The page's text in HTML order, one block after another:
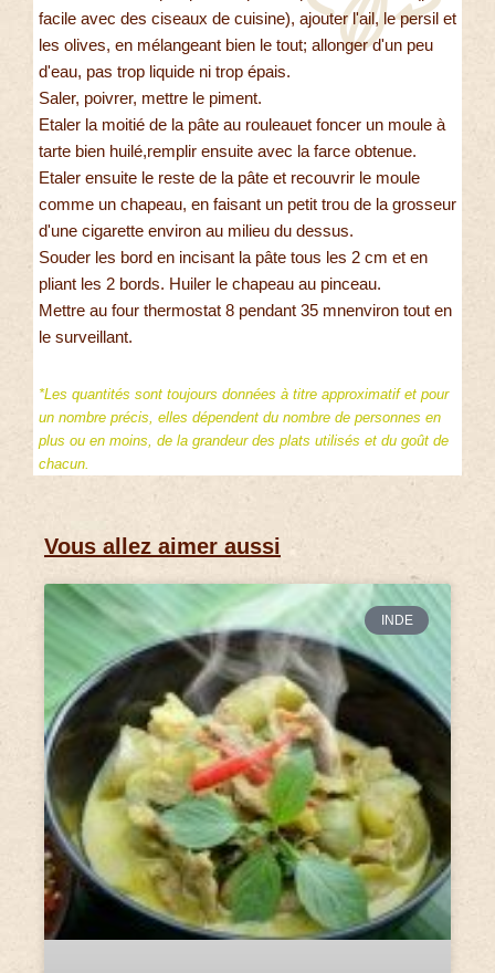
facile avec des ciseaux de cuisine), ajouter l'ail, le persil et
les olives, en mélangeant bien le tout; allonger d'un peu
d'eau, pas trop liquide ni trop épais.
Saler, poivrer, mettre le piment.
Etaler la moitié de la pâte au rouleauet foncer un moule à
tarte bien huilé,remplir ensuite avec la farce obtenue.
Etaler ensuite le reste de la pâte et recouvrir le moule
comme un chapeau, en faisant un petit trou de la grosseur
d'une cigarette environ au milieu du dessus.
Souder les bord en incisant la pâte tous les 2 cm et en
pliant les 2 bords. Huiler le chapeau au pinceau.
Mettre au four thermostat 8 pendant 35 mnenviron tout en
le surveillant.
*Les quantités sont toujours données à titre approximatif et pour
un nombre précis, elles dépendent du nombre de personnes en
plus ou en moins, de la grandeur des plats utilisés et du goût de
chacun.
Vous allez aimer aussi
INDE